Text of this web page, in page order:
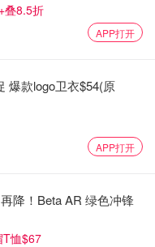
叠8.5折
APP打开
爆款logo卫衣$54(原
APP打开
降！Beta AR 绿色冲锋
T恤$67